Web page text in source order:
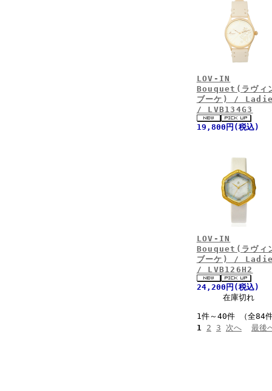
LOV-IN
Bouquet(ラヴィ
ブーケ) /
/ LVB134G3
19,800円(税込)
LOV-IN
Bouquet(ラヴィ
ブーケ) /
/ LVB126H2
24,200円(税込)
在庫切れ
1件～40件 （全
1 2 3 次へ 最後